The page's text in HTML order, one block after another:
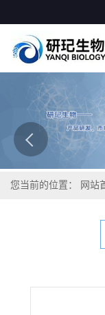
您当前的位置： 网站